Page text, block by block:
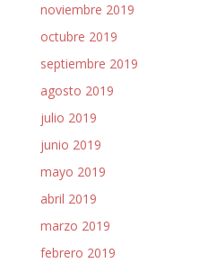
noviembre 2019
octubre 2019
septiembre 2019
agosto 2019
julio 2019
junio 2019
mayo 2019
abril 2019
marzo 2019
febrero 2019